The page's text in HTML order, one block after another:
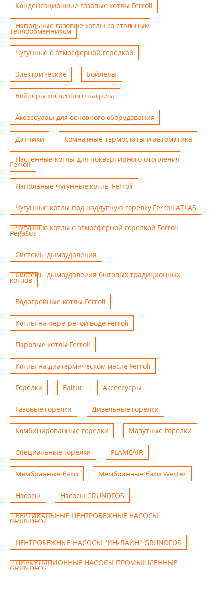
Конденсационные газовые котлы Ferroli
Напольные газовые котлы со стальным
теплообменником
Чугунные с атмосферной горелкой
Электрические Бойлеры
Бойлеры косвенного нагрева
Аксессуары для основного оборудования
Датчики Комнатные термостаты и автоматика
Настенные котлы для поквартирного отопления
Ferroli
Напольные чугунные котлы Ferroli
Чугунные котлы под наддувную горелку Ferroli ATLAS
Чугунные котлы с атмосферной горелкой Ferroli
Pegasus
Системы дымоудаления
Системы дымоудаления бытовых традиционных
котлов
Водогрейные котлы Ferroli
Котлы на перегретой воде Ferroli
Паровые котлы Ferroli
Котлы на диатермическом масле Ferroli
Горелки Baltur Аксессуары
Газовые горелки Дизельные горелки
Комбинированные горелки Мазутные горелки
Специальные горелки FLAMEAIR
Мембранные баки Мембранные баки Wester
Насосы Насосы GRUNDFOS
ВЕРТИКАЛЬНЫЕ ЦЕНТРОБЕЖНЫЕ НАСОСЫ
GRUNDFOS
ЦЕНТРОБЕЖНЫЕ НАСОСЫ "ИН-ЛАЙН" GRUNDFOS
ЦИРКУЛЯЦИОННЫЕ НАСОСЫ ПРОМЫШЛЕННЫЕ
GRUNDFOS